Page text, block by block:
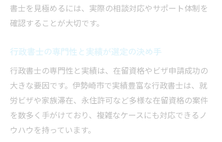
書士を見極めるには、実際の相談対応やサポート体制を
確認することが大切です。
行政書士の専門性と実績が選定の決め手
行政書士の専門性と実績は、在留資格やビザ申請成功の
大きな要因です。伊勢崎市で実績豊富な行政書士は、就
労ビザや家族滞在、永住許可など多様な在留資格の案件
を数多く手がけており、複雑なケースにも対応できるノ
ウハウを持っています。